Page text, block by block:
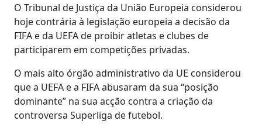
O Tribunal de Justiça da União Europeia considerou
hoje contrária à legislação europeia a decisão da
FIFA e da UEFA de proibir atletas e clubes de
participarem em competições privadas.
O mais alto órgão administrativo da UE considerou
que a UEFA e a FIFA abusaram da sua “posição
dominante” na sua acção contra a criação da
controversa Superliga de futebol.